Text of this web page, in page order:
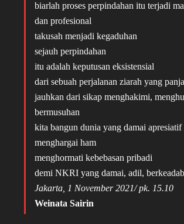
biarlah proses perpindahan itu terjadi
dan profesional
takusah menjadi kegaduhan
sejauh perpindahan
itu adalah keputusan eksistensial
dari sebuah perjalanan ziarah yang
jauhkan dari sikap menghakimi,
bermusuhan
kita bangun dunia yang damai apresiatif
menghargai ham
menghormati kebebasan pribadi
demi NKRI yang damai, adil,
Jakarta, 1 November 2021/ pk. 15.10
Weinata Sairin